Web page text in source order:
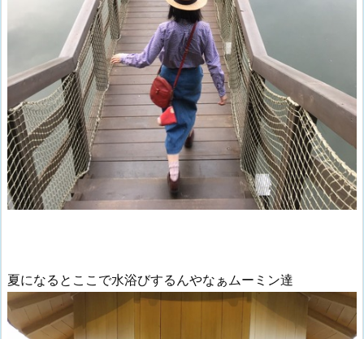
夏になるとここで水浴びするんやなぁムーミン達